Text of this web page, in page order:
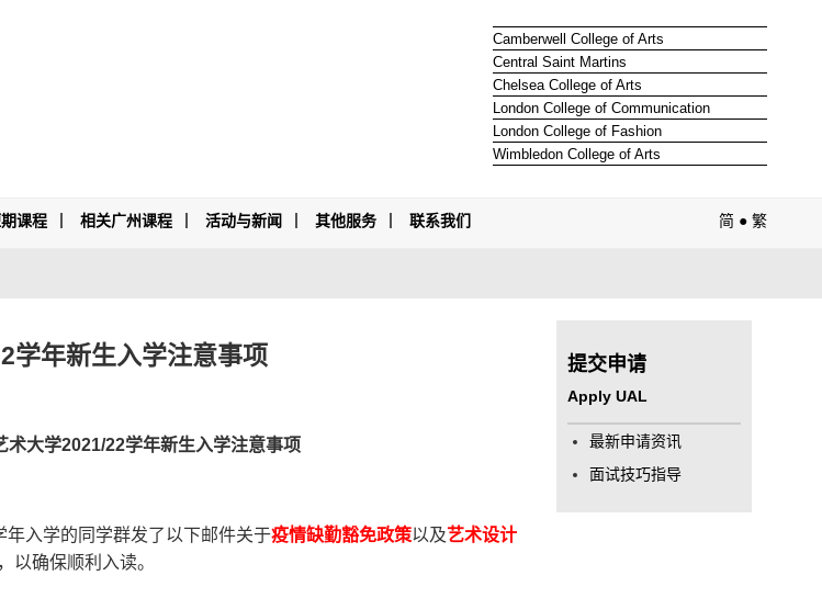
Camberwell College of Arts
Central Saint Martins
Chelsea College of Arts
London College of Communication
London College of Fashion
Wimbledon College of Arts
课程 相关广州课程 活动与新闻 其他服务 联系我们 简 ● 繁
学年新生入学注意事项
术大学2021/22学年新生入学注意事项
入学的同学群发了以下邮件关于疫情缺勤豁免政策以及艺术设计
以确保顺利入读。
提交申请
Apply UAL
最新申请资讯
面试技巧指导